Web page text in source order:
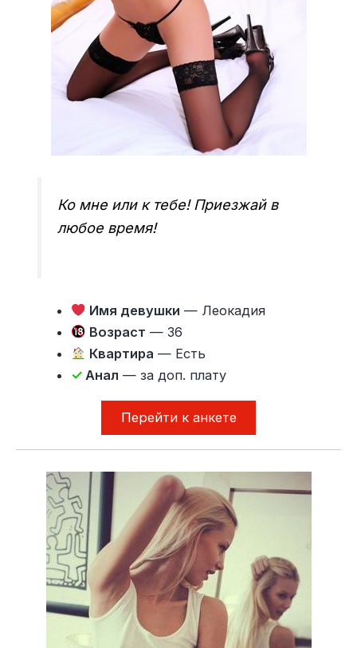
Ко мне или к тебе! Приезжай в
любое время!
Имя девушки — Леокадия
Возраст — 36
Квартира — Есть
✓ Анал — за доп. плату
Перейти к анкете